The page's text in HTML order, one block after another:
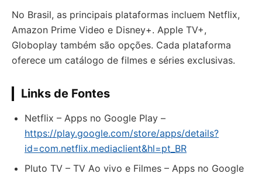
No Brasil, as principais plataformas incluem Netflix,
Amazon Prime Video e Disney+. Apple TV+,
Globoplay também são opções. Cada plataforma
oferece um catálogo de filmes e séries exclusivas.
Links de Fontes
Netflix – Apps no Google Play –
https://play.google.com/store/apps/details?
id=com.netflix.mediaclient&hl=pt_BR
Pluto TV – TV Ao vivo e Filmes – Apps no Google